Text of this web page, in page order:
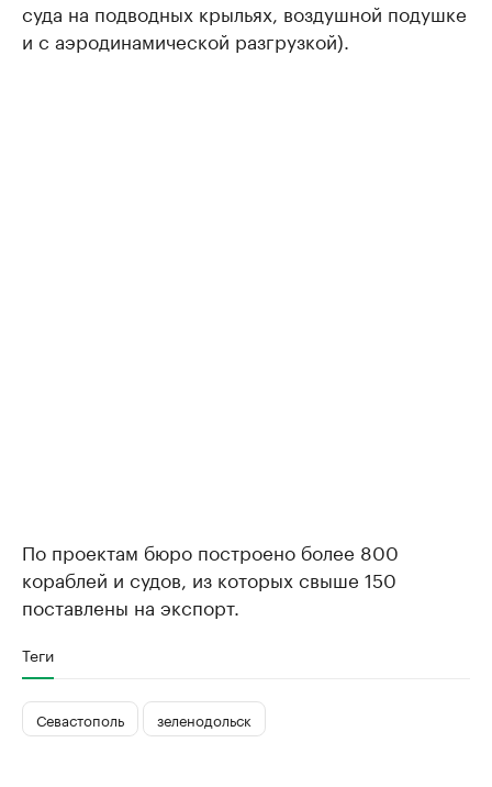
суда на подводных крыльях, воздушной подушке
и с аэродинамической разгрузкой).
По проектам бюро построено более 800
кораблей и судов, из которых свыше 150
поставлены на экспорт.
Теги
Севастополь зеленодольск